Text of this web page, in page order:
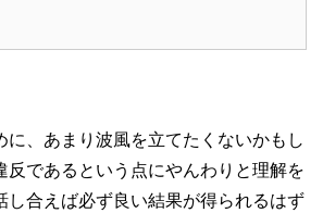
に、あまり波風を立てたくないかもし
反であるという点にやんわりと理解を
し合えば必ず良い結果が得られるはず